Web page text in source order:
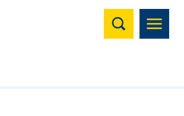
Suchen